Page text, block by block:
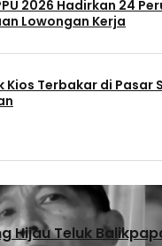
2026 Hadirkan 24
Lowongan Kerja
Kios Terbakar di Pasar
Hijau Teluk